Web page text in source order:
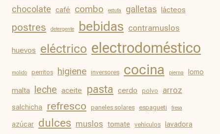
chocolate café combo estufa galletas lácteos
postres detergente bebidas contramuslos
huevos eléctrico electrodoméstico
molido perritos higiene inversores cocina pierna lomo
malta leche aceite pasta cerdo polvo arroz
salchicha refresco paneles solares espagueti fresa
azúcar dulces muslos tomate vehículos lavadora